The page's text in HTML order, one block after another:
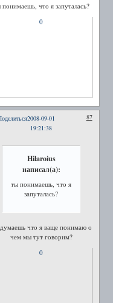
понимаешь, что я запуталась?
0
87
2008-09-01
19:21:38
Hilaroius
написал(а):
ты понимаешь, что я
запуталась?
что я ваще понимаю о
чем мы тут говорим?
0